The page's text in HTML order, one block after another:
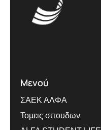
Μενού
ΣΑΕΚ ΑΛΦΑ
Τομεις σπουδων